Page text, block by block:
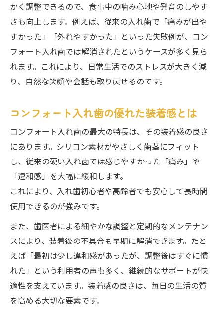
かく調整できるので、食事中の噛み心地や発音のしやす
さも向上します。例えば、従来の入れ歯で「痛みが出や
すかった」「外れやすかった」といった失敗例が、コン
フォート入れ歯では解消されたというケースが多く見ら
れます。これにより、日常生活でのストレスが大きく減
り、自然な笑顔や会話も取り戻せるのです。
コンフォート入れ歯の優れた装着感とは
コンフォート入れ歯の最大の特長は、その装着感の良さ
にあります。シリコン素材がやさしく歯茎にフィット
し、従来の硬い入れ歯では感じやすかった「痛み」や
「違和感」を大幅に緩和します。
これにより、入れ歯初心者や高齢者でも安心して長時間
使用できるのが強みです。
また、歯医者による細やかな調整と定期的なメンテナン
スにより、装着後の不具合も早期に解消できます。たと
えば「最初は少し違和感があったが、調整後はすぐに慣
れた」という利用者の声も多く、継続的なサポートが快
適性を支えています。装着感の良さは、毎日の生活の質
を高める大切な要素です。